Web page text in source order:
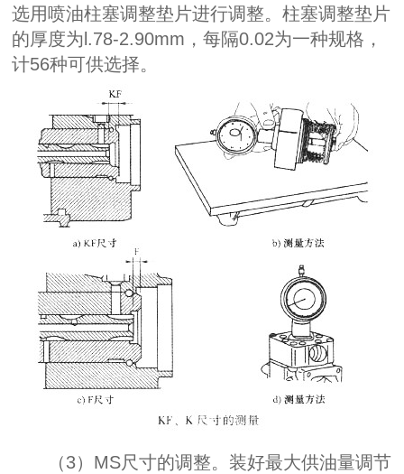
选用喷油柱塞调整垫片进行调整。柱塞调整垫片
的厚度为l.78-2.90mm，每隔0.02为一种规格，
计56种可供选择。
（3）MS尺寸的调整。装好最大供油量调节